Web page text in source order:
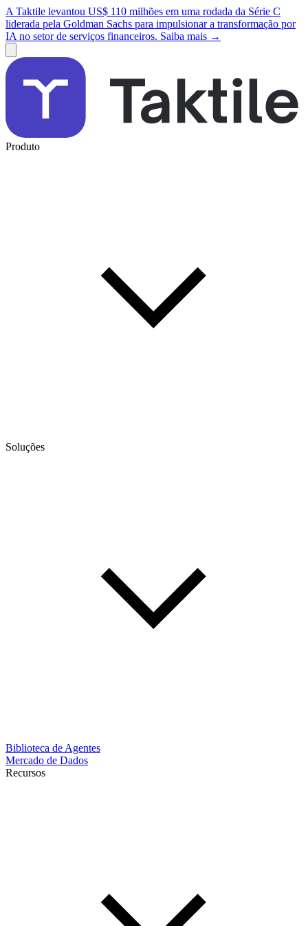
A Taktile levantou US$ 110 milhões em uma rodada da Série C
liderada pela Goldman Sachs para impulsionar a transformação por
IA no setor de serviços financeiros. Saiba mais →
Produto
Soluções
Biblioteca de Agentes
Mercado de Dados
Recursos